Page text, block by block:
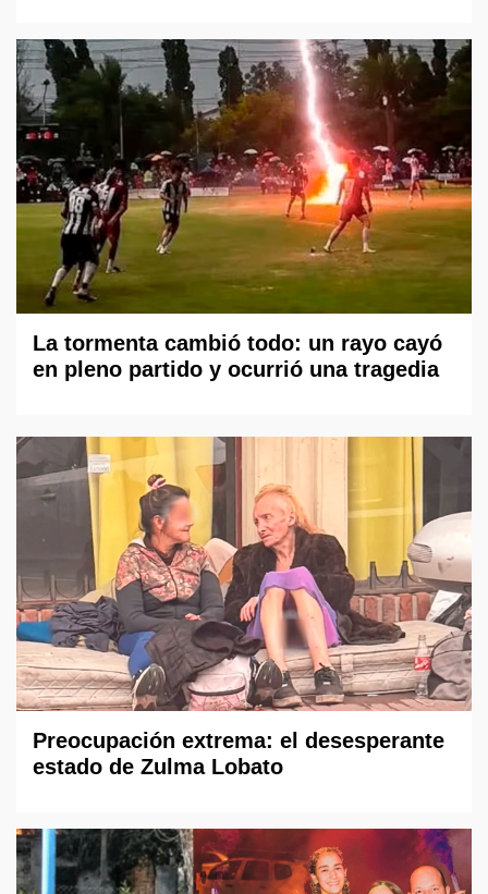
La tormenta cambió todo: un rayo cayó
en pleno partido y ocurrió una tragedia
Preocupación extrema: el desesperante
estado de Zulma Lobato